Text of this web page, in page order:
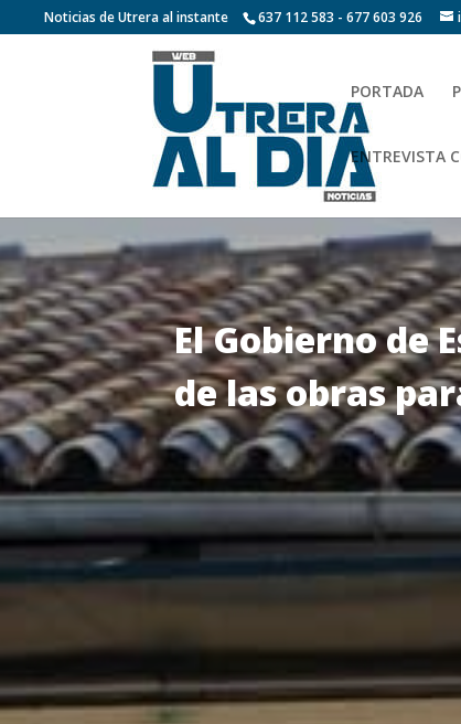
Noticias de Utrera al instante 637 112 583 - 677 603 926
PORTADA
ENTREVISTA
El Gobierno de
de las obras